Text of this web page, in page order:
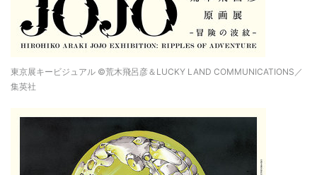
東京展キービジュアル ©荒木飛呂彦＆LUCKY LAND COMMUNICATIONS／
集英社